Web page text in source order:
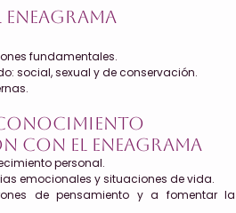
fundamentales.
social, sexual y de conservación.
con el Eneagrama
personal.
emocionales y situaciones de vida.
de pensamiento y a fomentar la